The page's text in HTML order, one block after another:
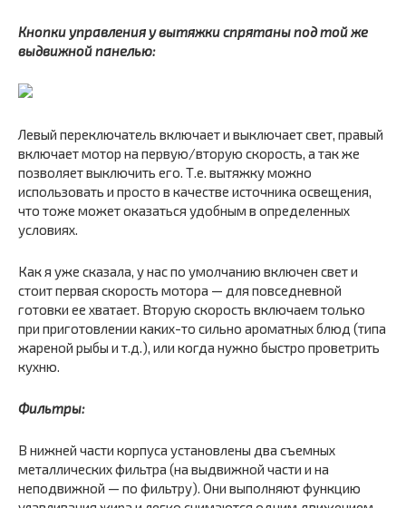
Кнопки управления у вытяжки спрятаны под той же
выдвижной панелью:
Левый переключатель включает и выключает свет, правый
включает мотор на первую/вторую скорость, а так же
позволяет выключить его. Т.е. вытяжку можно
использовать и просто в качестве источника освещения,
что тоже может оказаться удобным в определенных
условиях.
Как я уже сказала, у нас по умолчанию включен свет и
стоит первая скорость мотора — для повседневной
готовки ее хватает. Вторую скорость включаем только
при приготовлении каких-то сильно ароматных блюд (типа
жареной рыбы и т.д.), или когда нужно быстро проветрить
кухню.
Фильтры:
В нижней части корпуса установлены два съемных
металлических фильтра (на выдвижной части и на
неподвижной — по фильтру). Они выполняют функцию